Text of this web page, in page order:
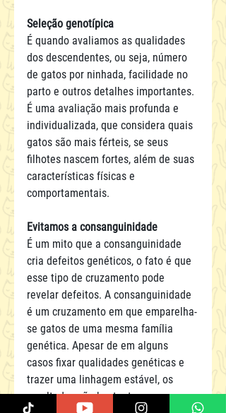
Seleção genotípica
É quando avaliamos as qualidades
dos descendentes, ou seja, número
de gatos por ninhada, facilidade no
parto e outros detalhes importantes.
É uma avaliação mais profunda e
individualizada, que considera quais
gatos são mais férteis, se seus
filhotes nascem fortes, além de suas
características físicas e
comportamentais.
Evitamos a consanguinidade
É um mito que a consanguinidade
cria defeitos genéticos, o fato é que
esse tipo de cruzamento pode
revelar defeitos. A consanguinidade
é um cruzamento em que emparelha-
se gatos de uma mesma família
genética. Apesar de em alguns
casos fixar qualidades genéticas e
trazer uma linhagem estável, os
resultados são bastante